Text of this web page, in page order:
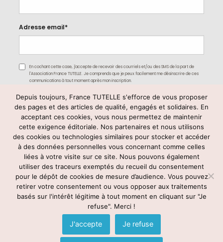
Adresse email*
En cochant cette case, j'accepte de recevoir des courriels et/ou des SMS de la part de
l'Association France TUTELLE. Je comprends que je peux facilement me désinscrire de ces
communications à tout moment après mon inscription.
Rejoignez-nous
mentions légales– contact@francetutelle.org
Tél : 09 83 59 78 03
Voir notre politique de confidentialité
Depuis toujours, France TUTELLE s'efforce de vous proposer
des pages et des articles de qualité, engagés et solidaires. En
acceptant ces cookies, vous nous permettez de maintenir
cette exigence éditoriale. Nos partenaires et nous utilisons
des cookies ou technologies similaires pour stocker et accéder
à des données personnelles vous concernant comme celles
liées à votre visite sur ce site. Nous pouvons également
utiliser des traceurs exemptés du recueil du consentement
pour le dépôt de cookies de mesure d’audience. Vous pouvez
retirer votre consentement ou vous opposer aux traitements
basés sur l'intérêt légitime à tout moment en cliquant sur "Je
refuse". Merci !
J'accepte Je refuse